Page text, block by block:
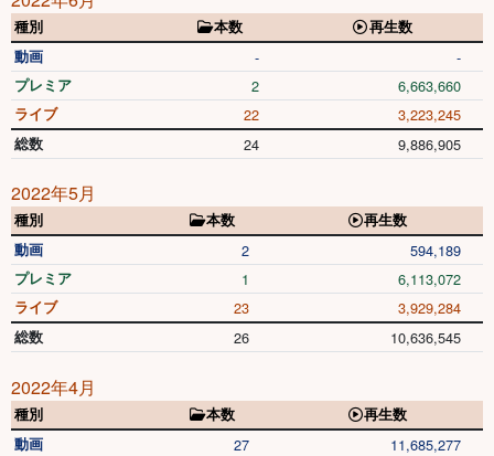
種別 本数
再生数
動画
- -
プレミア 2 6,663,660
ライブ 22 3,223,245
総数 24 9,886,905
2022年5月
種別 本数
再生数
動画
2 594,189
プレミア 1 6,113,072
ライブ 23 3,929,284
総数 26 10,636,545
2022年4月
種別 本数
再生数
動画
27 11,685,277